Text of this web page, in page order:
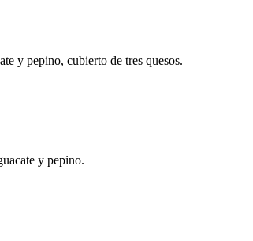
y pepino, cubierto de tres quesos.
y pepino.